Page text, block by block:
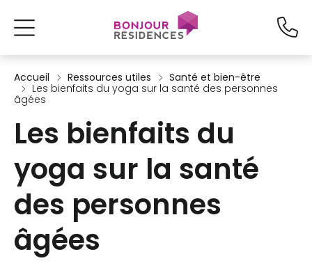
Accueil Ressources utiles
Santé et bien-être
Les bienfaits du yoga sur la santé des personnes
âgées
Les bienfaits du
yoga sur la santé
des personnes
âgées